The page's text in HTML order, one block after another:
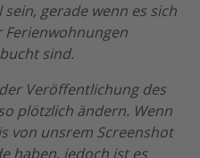
gerade wenn es sich
sind.
Veröffentlichung des
plötzlich ändern. Wenn
von unsrem Screenshot
haben, jedoch ist es